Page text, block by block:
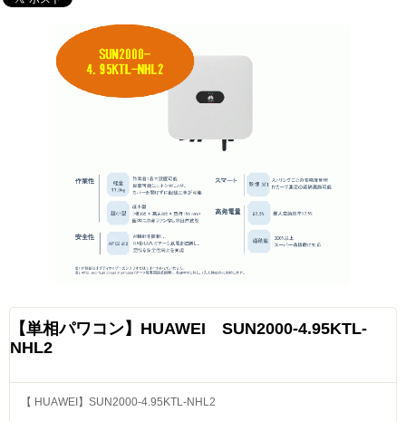
【単相パワコン】HUAWEI SUN2000-4.95KTL-
NHL2
【 HUAWEI】SUN2000-4.95KTL-NHL2